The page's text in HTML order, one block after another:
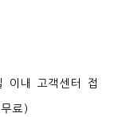
이내 고객센터 접
료)